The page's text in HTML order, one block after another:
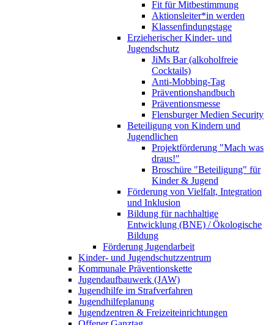
Fit für Mitbestimmung
Aktionsleiter*in werden
Klassenfindungstage
Erzieherischer Kinder- und
Jugendschutz
JiMs Bar (alkoholfreie
Cocktails)
Anti-Mobbing-Tag
Präventionshandbuch
Präventionsmesse
Flensburger Medien Security
Beteiligung von Kindern und
Jugendlichen
Projektförderung "Mach was
draus!"
Broschüre "Beteiligung" für
Kinder & Jugend
Förderung von Vielfalt, Integration
und Inklusion
Bildung für nachhaltige
Entwicklung (BNE) / Ökologische
Bildung
Förderung Jugendarbeit
Kinder- und Jugendschutzzentrum
Kommunale Präventionskette
Jugendaufbauwerk (JAW)
Jugendhilfe im Strafverfahren
Jugendhilfeplanung
Jugendzentren & Freizeiteinrichtungen